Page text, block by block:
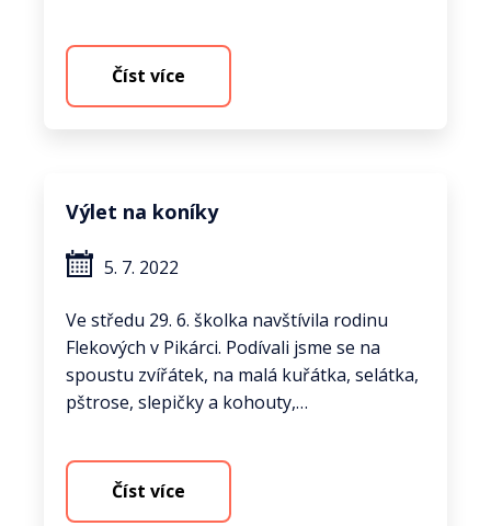
Číst více
Výlet na koníky
5. 7. 2022
Ve středu 29. 6. školka navštívila rodinu
Flekových v Pikárci. Podívali jsme se na
spoustu zvířátek, na malá kuřátka, selátka,
pštrose, slepičky a kohouty,…
Číst více